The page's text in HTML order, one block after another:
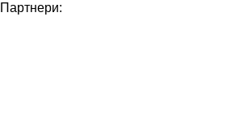
Партнери: